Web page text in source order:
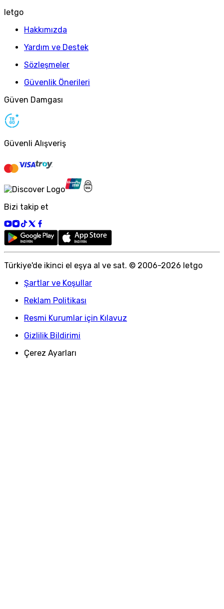
letgo
Hakkımızda
Yardım ve Destek
Sözleşmeler
Güvenlik Önerileri
Güven Damgası
Güvenli Alışveriş
Bizi takip et
Türkiye'de ikinci el eşya al ve sat. © 2006-2026 letgo
Şartlar ve Koşullar
Reklam Politikası
Resmi Kurumlar için Kılavuz
Gizlilik Bildirimi
Çerez Ayarları